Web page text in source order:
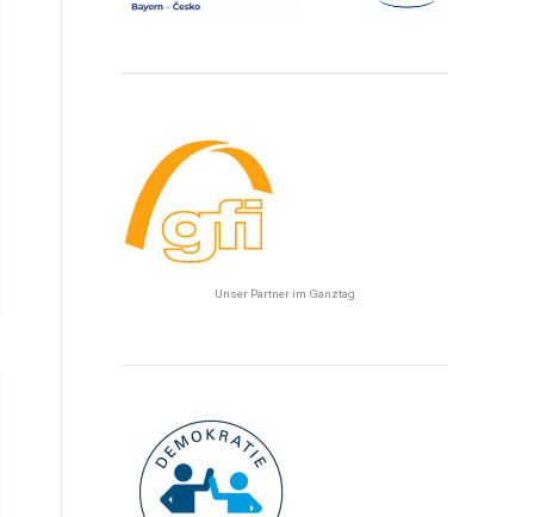
Unser Partner im Ganztag